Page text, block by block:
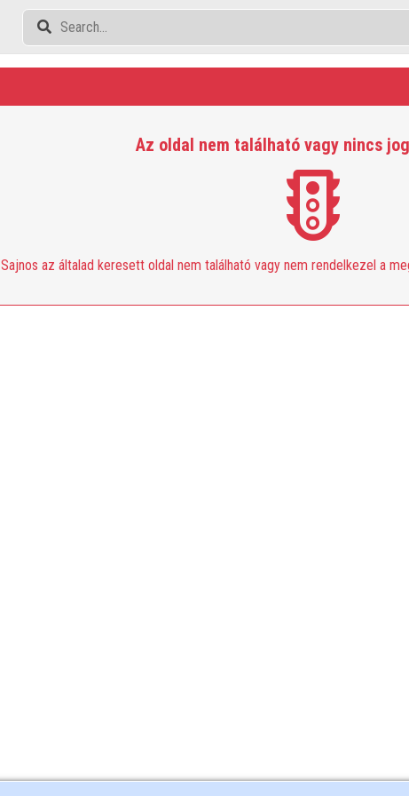
Az oldal nem található vagy nincs
Sajnos az általad keresett oldal nem található vagy nem rendelkezel a